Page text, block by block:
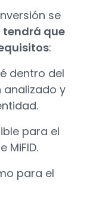
se
tendrá que
:
dentro del
analizado y
para el
MiFID.
para el